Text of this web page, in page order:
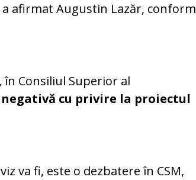
a afirmat Augustin Lazăr, conform
în Consiliul Superior al
cu privire la proiectul
va fi, este o dezbatere în CSM,